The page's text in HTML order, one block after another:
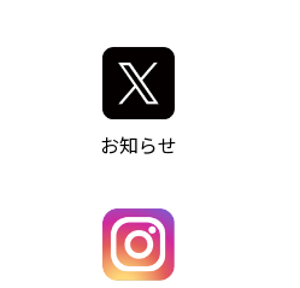
グバス（鈴鹿管内）
三重交通バスセット
覧
お知らせ